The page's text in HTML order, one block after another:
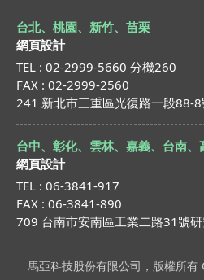
台北、桃園、新竹、苗栗
網頁設計
TEL : 02-2999-5660 分機260
FAX : 02-2999-2560
241 新北市三重區光復路一段88-
台中、彰化、雲林、嘉義、台南、
網頁設計
TEL : 06-3841-917
FAX : 06-3841-890
709 台南市安南區工業二路31號
馬亞科技股份有限公司，版權所